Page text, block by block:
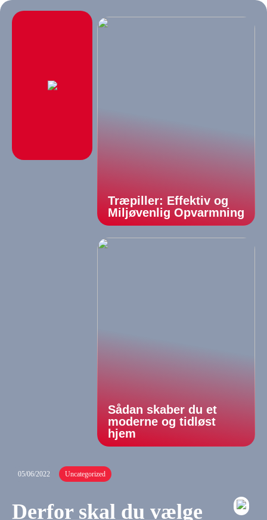
Træpiller: Effektiv og
Miljøvenlig Opvarmning
Sådan skaber du et
moderne og tidløst
hjem
05/06/2022 Uncategorized
Derfor skal du vælge